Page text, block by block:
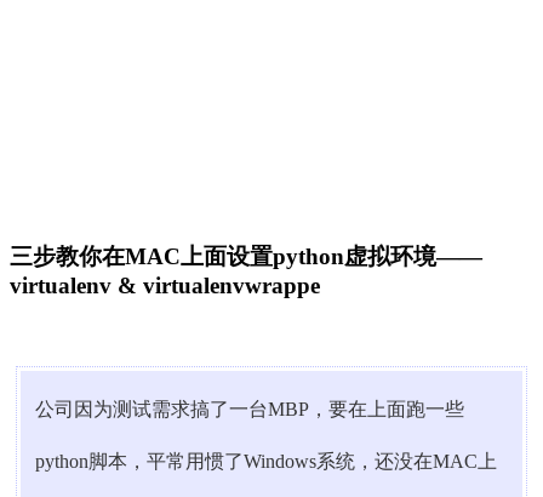
三步教你在MAC上面设置python虚拟环境——
virtualenv & virtualenvwrappe
公司因为测试需求搞了一台MBP，要在上面跑一些
python脚本，平常用惯了Windows系统，还没在MAC上